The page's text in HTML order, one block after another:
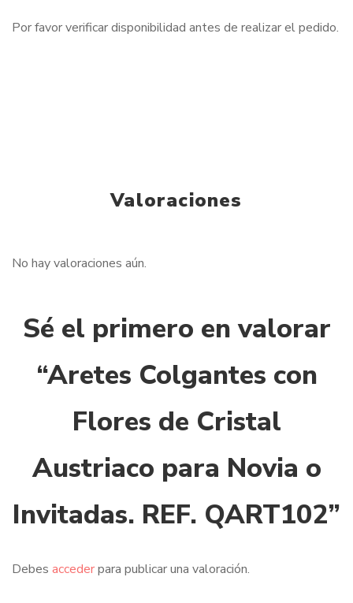
Por favor verificar disponibilidad antes de realizar el pedido.
Valoraciones
No hay valoraciones aún.
Sé el primero en valorar
“Aretes Colgantes con
Flores de Cristal
Austriaco para Novia o
Invitadas. REF. QART102”
Debes accederpara publicar una valoración.